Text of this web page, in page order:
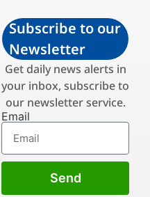
Subscribe to our
Newsletter
Get daily news alerts in
your inbox, subscribe to
our newsletter service.
Email
Send